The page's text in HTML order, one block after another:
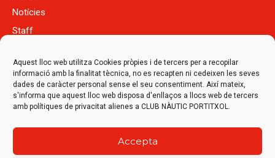
Aquest lloc web utilitza Cookies pròpies i de tercers per a recopilar
informació amb la finalitat tècnica, no es recapten ni cedeixen les seves
dades de caràcter personal sense el seu consentiment. Així mateix,
s'informa que aquest lloc web disposa d'enllaços a llocs web de tercers
amb polítiques de privacitat alienes a CLUB NÀUTIC PORTITXOL.
Accepta
Notícies
Staff
Tenda
Contacte